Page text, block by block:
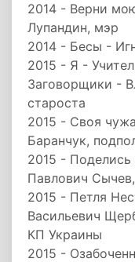
2014 - Верни
Лупандин, мэр
2014 - Бесы -
2015 - Я -
Заговорщики -
староста
2015 - Своя
Баранчук,
2015 -
Павлович
2015 - Петля
Васильевич
КП Украины
2015 -